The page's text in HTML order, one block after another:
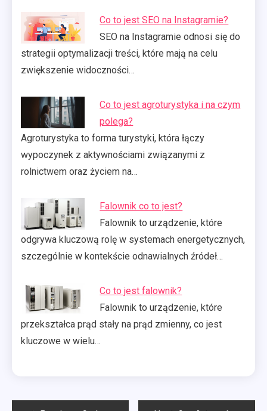
Co to jest SEO na Instagramie?
SEO na Instagramie odnosi się do
strategii optymalizacji treści, które mają na celu
zwiększenie widoczności…
Co to jest agroturystyka i na czym
polega?
Agroturystyka to forma turystyki, która łączy
wypoczynek z aktywnościami związanymi z
rolnictwem oraz życiem na…
Falownik co to jest?
Falownik to urządzenie, które
odgrywa kluczową rolę w systemach energetycznych,
szczególnie w kontekście odnawialnych źródeł…
Co to jest falownik?
Falownik to urządzenie, które
przekształca prąd stały na prąd zmienny, co jest
kluczowe w wielu…